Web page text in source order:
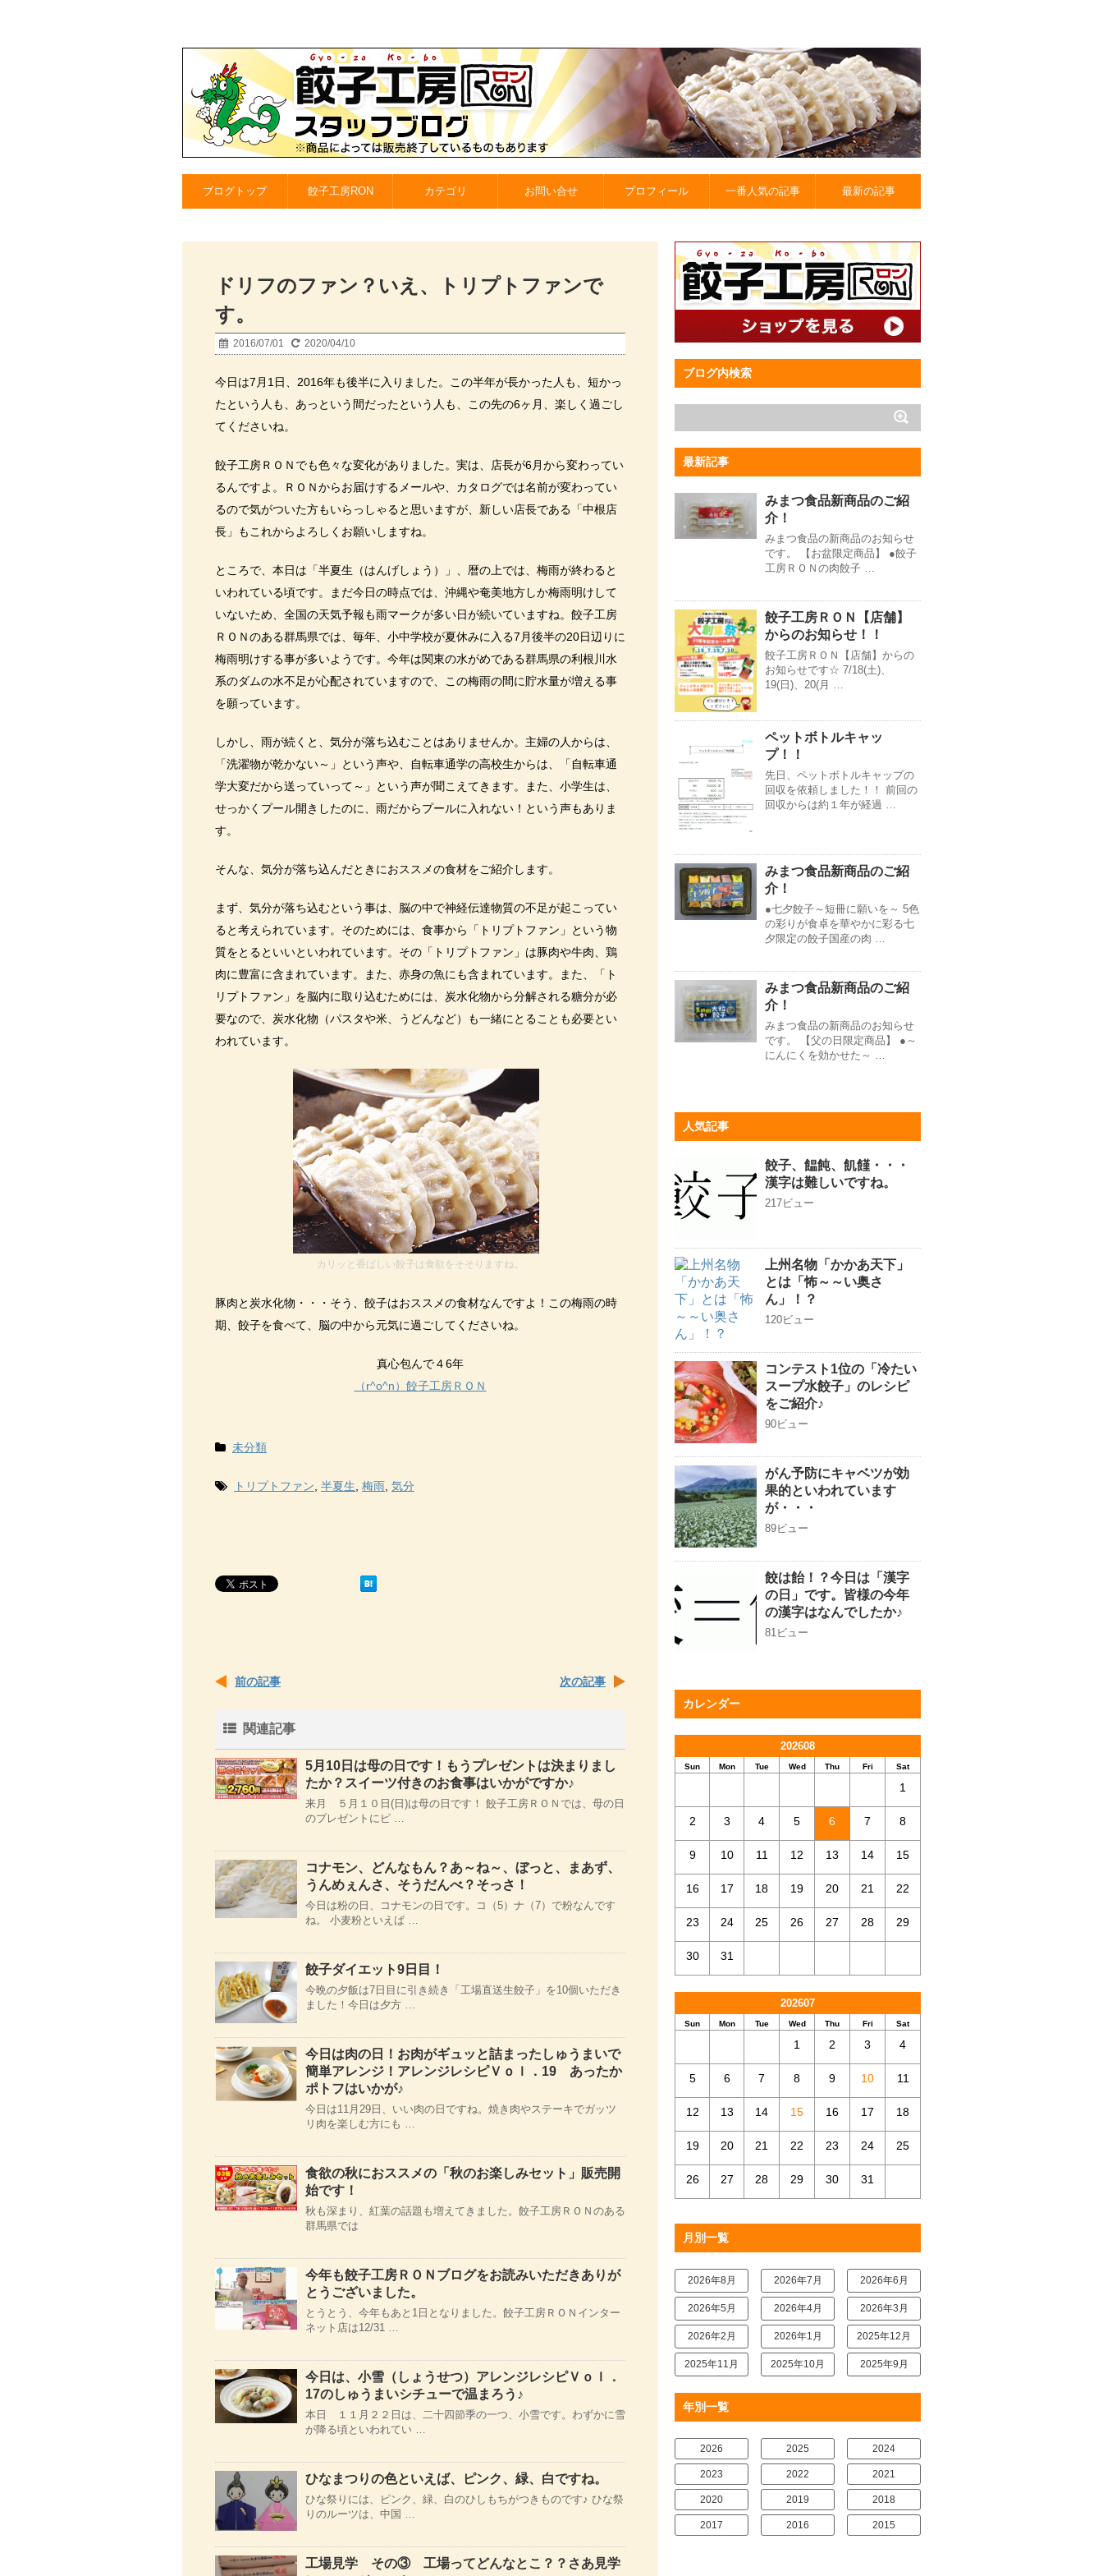
ブログトップ 餃子工房RON カテゴリ お問い合せ プロフィール 一番人気の記事 最新の記事
ドリフのファン？いえ、トリプトファンで
す。
2016/07/01 2020/04/10
今日は7月1日、2016年も後半に入りました。この半年が長かった人も、短かっ
たという人も、あっという間だったという人も、この先の6ヶ月、楽しく過ごし
てくださいね。
餃子工房ＲＯＮでも色々な変化がありました。実は、店長が6月から変わってい
るんですよ。ＲＯＮからお届けするメールや、カタログでは名前が変わってい
るので気がついた方もいらっしゃると思いますが、新しい店長である「中根店
長」もこれからよろしくお願いしますね。
ところで、本日は「半夏生（はんげしょう）」、暦の上では、梅雨が終わると
いわれている頃です。まだ今日の時点では、沖縄や奄美地方しか梅雨明けして
いないため、全国の天気予報も雨マークが多い日が続いていますね。餃子工房
ＲＯＮのある群馬県では、毎年、小中学校が夏休みに入る7月後半の20日辺りに
梅雨明けする事が多いようです。今年は関東の水がめである群馬県の利根川水
系のダムの水不足が心配されていますので、この梅雨の間に貯水量が増える事
を願っています。
しかし、雨が続くと、気分が落ち込むことはありませんか。主婦の人からは、
「洗濯物が乾かない～」という声や、自転車通学の高校生からは、「自転車通
学大変だから送っていって～」という声が聞こえてきます。また、小学生は、
せっかくプール開きしたのに、雨だからプールに入れない！という声もありま
す。
そんな、気分が落ち込んだときにおススメの食材をご紹介します。
まず、気分が落ち込むという事は、脳の中で神経伝達物質の不足が起こってい
ると考えられています。そのためには、食事から「トリプトファン」という物
質をとるといいといわれています。その「トリプトファン」は豚肉や牛肉、鶏
肉に豊富に含まれています。また、赤身の魚にも含まれています。また、「ト
リプトファン」を脳内に取り込むためには、炭水化物から分解される糖分が必
要なので、炭水化物（パスタや米、うどんなど）も一緒にとることも必要とい
われています。
カリッと香ばしい餃子は食欲をそそりますね。
豚肉と炭水化物・・・そう、餃子はおススメの食材なんですよ！この梅雨の時
期、餃子を食べて、脳の中から元気に過ごしてくださいね。
真心包んで４6年
（r^o^n）餃子工房ＲＯＮ
未分類
トリプトファン 半夏生 梅雨 気分
前の記事 次の記事
関連記事
5月10日は母の日です！もうプレゼントは決まりまし
たか？スイーツ付きのお食事はいかがですか♪
来月 ５月１０日(日)は母の日です！ 餃子工房ＲＯＮでは、母の日
のプレゼントにピ …
コナモン、どんなもん？あ～ね～、ぼっと、まあず、
うんめぇんさ、そうだんべ？そっさ！
今日は粉の日、コナモンの日です。コ（5）ナ（7）で粉なんです
ね。 小麦粉といえば …
餃子ダイエット9日目！
今晩の夕飯は7日目に引き続き「工場直送生餃子」を10個いただき
ました！今日は夕方 …
今日は肉の日！お肉がギュッと詰まったしゅうまいで
簡単アレンジ！アレンジレシピＶｏｌ．19 あったか
ポトフはいかが♪
今日は11月29日、いい肉の日ですね。焼き肉やステーキでガッツ
リ肉を楽しむ方にも …
食欲の秋におススメの「秋のお楽しみセット」販売開
始です！
秋も深まり、紅葉の話題も増えてきました。餃子工房ＲＯＮのある
群馬県では
今年も餃子工房ＲＯＮブログをお読みいただきありが
とうございました。
とうとう、今年もあと1日となりました。餃子工房ＲＯＮインター
ネット店は12/31 …
今日は、小雪（しょうせつ）アレンジレシピＶｏｌ．
17のしゅうまいシチューで温まろう♪
本日 １１月２２日は、二十四節季の一つ、小雪です。わずかに雪
が降る頃といわれてい …
ひなまつりの色といえば、ピンク、緑、白ですね。
ひな祭りには、ピンク、緑、白のひしもちがつきものです♪ ひな祭
りのルーツは、中国 …
工場見学 その③ 工場ってどんなとこ？？さあ見学
ブログ内検索
最新記事
みまつ食品新商品のご紹
介！
みまつ食品の新商品のお知らせ
です。 【お盆限定商品】 ●餃子
工房ＲＯＮの肉餃子 …
餃子工房ＲＯＮ【店舗】
からのお知らせ！！
餃子工房ＲＯＮ【店舗】からの
お知らせです☆ 7/18(土)、
19(日)、20(月 …
ペットボトルキャッ
プ！！
先日、ペットボトルキャップの
回収を依頼しました！！ 前回の
回収からは約１年が経過 …
みまつ食品新商品のご紹
介！
●七夕餃子～短冊に願いを～ 5色
の彩りが食卓を華やかに彩る七
夕限定の餃子国産の肉 …
みまつ食品新商品のご紹
介！
みまつ食品の新商品のお知らせ
です。 【父の日限定商品】 ●～
にんにくを効かせた～ …
人気記事
餃子、饂飩、飢饉・・・
漢字は難しいですね。
217ビュー
上州名物「かかあ天下」
とは「怖～～い奥さ
ん」！？
120ビュー
コンテスト1位の「冷たい
スープ水餃子」のレシピ
をご紹介♪
90ビュー
がん予防にキャベツが効
果的といわれています
が・・・
89ビュー
餃は飴！？今日は「漢字
の日」です。皆様の今年
の漢字はなんでしたか♪
81ビュー
カレンダー
202608
Sun Mon Tue Wed Thu Fri Sat
1
2 3 4 5 6 7 8
9 10 11 12 13 14 15
16 17 18 19 20 21 22
23 24 25 26 27 28 29
30 31
202607
Sun Mon Tue Wed Thu Fri Sat
1 2 3 4
5 6 7 8 9 10 11
12 13 14 15 16 17 18
19 20 21 22 23 24 25
26 27 28 29 30 31
月別一覧
2026年8月 2026年7月 2026年6月
2026年5月 2026年4月 2026年3月
2026年2月 2026年1月 2025年12月
2025年11月 2025年10月 2025年9月
年別一覧
2026 2025 2024
2023 2022 2021
2020 2019 2018
2017 2016 2015